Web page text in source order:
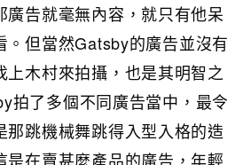
廣告就毫無內容，就只有他呆
。但當然Gatsby的廣告並沒有
木村來拍攝，也是其明智之
拍了多個不同廣告當中，最令
那跳機械舞跳得入型入格的造
是在賣甚麼產品的廣告，年輕